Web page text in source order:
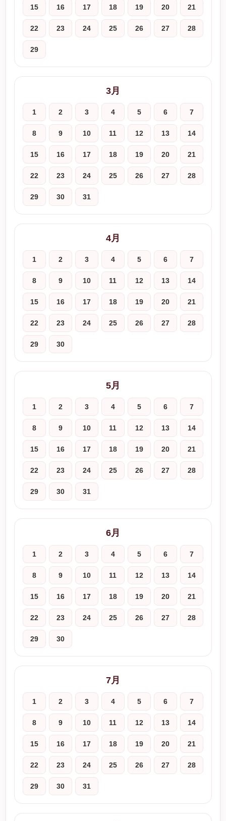
15 16 17 18 19 20 21
22 23 24 25 26 27 28
29
3月
1 2 3 4 5 6 7
8 9 10 11 12 13 14
15 16 17 18 19 20 21
22 23 24 25 26 27 28
29 30 31
4月
1 2 3 4 5 6 7
8 9 10 11 12 13 14
15 16 17 18 19 20 21
22 23 24 25 26 27 28
29 30
5月
1 2 3 4 5 6 7
8 9 10 11 12 13 14
15 16 17 18 19 20 21
22 23 24 25 26 27 28
29 30 31
6月
1 2 3 4 5 6 7
8 9 10 11 12 13 14
15 16 17 18 19 20 21
22 23 24 25 26 27 28
29 30
7月
1 2 3 4 5 6 7
8 9 10 11 12 13 14
15 16 17 18 19 20 21
22 23 24 25 26 27 28
29 30 31